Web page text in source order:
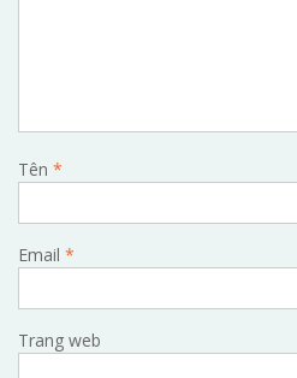
Tên *
Email *
Trang web